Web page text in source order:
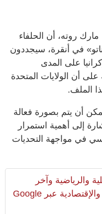
مارك روته، أن الحلفاء
في أنقرة، سيجددون
على المدى
أن الولايات المتحدة
الملف.
أن يتم بصورة فعالة
إلى أهمية استمرار
في مواجهة التحديات
والرياضية وآخر
المستجدات السياسية والإقتصادية عبر Google